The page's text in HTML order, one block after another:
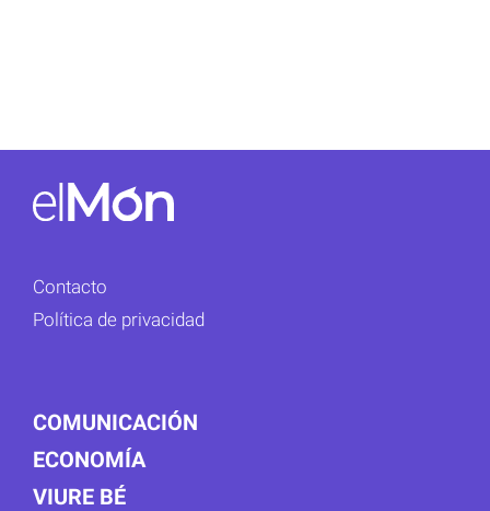
Contacto
Política de privacidad
COMUNICACIÓN
ECONOMÍA
VIURE BÉ